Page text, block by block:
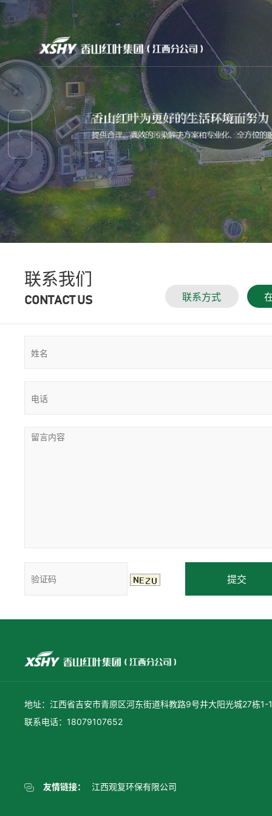
联系我们
CONTACT US 联系方式
提交
地址：江西省吉安市青原区河东街道科教路9号井大阳光城27栋1-
联系电话：18079107652
友情链接： 江西观复环保有限公司